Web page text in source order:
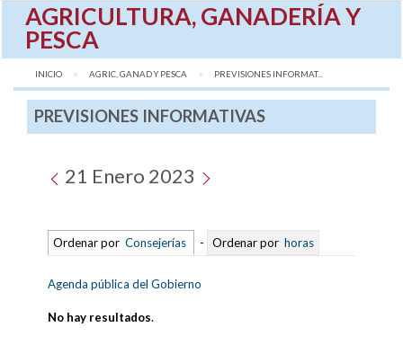
AGRICULTURA, GANADERÍA Y
PESCA
INICIO AGRIC, GANAD Y PESCA AQUÍ:
PREVISIONES INFORMAT...
PREVISIONES INFORMATIVAS
21 Enero 2023
Ordenar por Consejerías - Ordenar por horas
Agenda pública del Gobierno
No hay resultados.